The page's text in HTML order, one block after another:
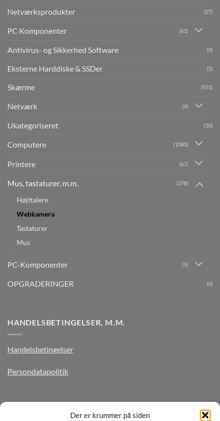
Der er krummer på siden
Netværksprodukter (27)
PC Komponenter (61)
Antivirus- og Sikkerhed Software (0)
Eksterne Harddiske & SSDer (5)
Skærme (551)
Netværk (4)
Ukategoriseret (10)
Computere (1080)
Printere (67)
Mus, tastaturer, m.m. (378)
Højttalere
Webkamera
Tastaturer
Mus
PC-Komponenter (5)
OPGRADERINGER (0)
HANDELSBETINGELSER, M.M.
Handelsbetingelser
Persondatapolitik